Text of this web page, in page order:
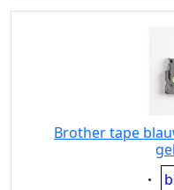
Brother tape